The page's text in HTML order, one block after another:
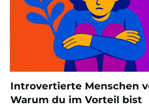
Introvertierte Menschen
Warum du im Vorteil bist